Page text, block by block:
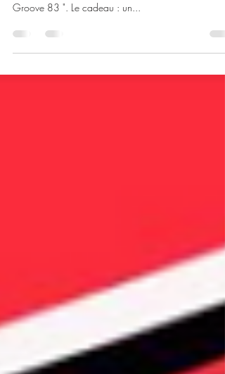
Groove 83 ". Le cadeau : un...